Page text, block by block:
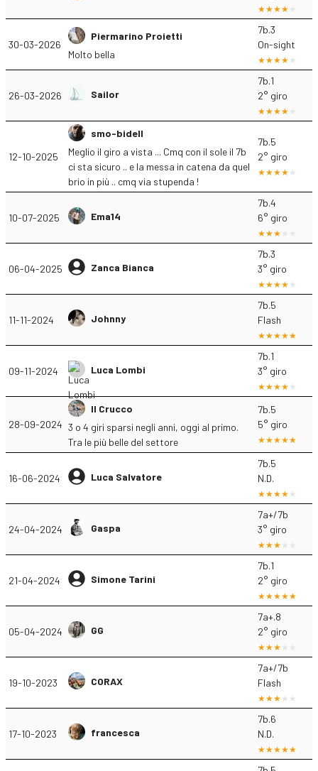
30-03-2026
Piermarino Proietti
Molto bella
7b.3
On-sight
26-03-2026 Sailor
7b.1
2° giro
12-10-2025
smo-bidell
Meglio il giro a vista ... Cmq con il sole il 7b
ci sta sicuro .. e la messa in catena da quel
brio in più .. cmq via stupenda !
7b.5
2° giro
10-07-2025 Ema14
7b.4
6° giro
06-04-2025 Zanca Bianca
7b.3
3° giro
11-11-2024 Johnny
7b.5
Flash
09-11-2024 Luca Lombi
7b.1
3° giro
28-09-2024
Il Crucco
3 o 4 giri sparsi negli anni, oggi al primo.
Tra le più belle del settore
7b.5
5° giro
16-06-2024 Luca Salvatore
7b.5
N.D.
24-04-2024 Gaspa
7a+/7b
3° giro
21-04-2024 Simone Tarini
7b.1
2° giro
05-04-2024 GG
7a+.8
2° giro
19-10-2023 CORAX
7a+/7b
Flash
17-10-2023 francesca
7b.6
N.D.